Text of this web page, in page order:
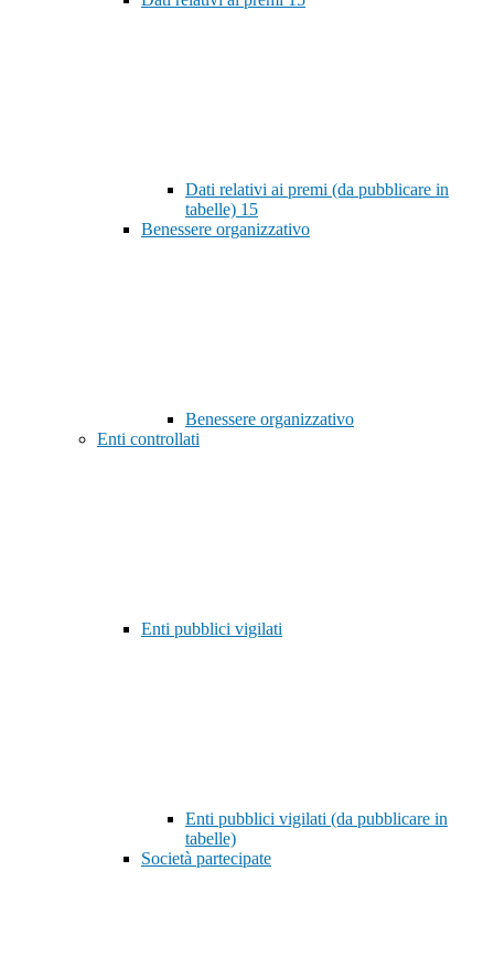
Dati relativi ai premi (da pubblicare in
tabelle) 15
Benessere organizzativo
Benessere organizzativo
Enti controllati
Enti pubblici vigilati
Enti pubblici vigilati (da pubblicare in
tabelle)
Società partecipate